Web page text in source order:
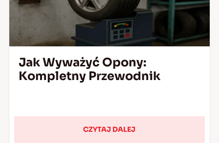
Jak Wyważyć Opony:
Kompletny Przewodnik
CZYTAJ DALEJ